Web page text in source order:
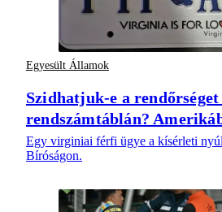
Egyesült Államok
Szidhatjuk-e a rendőrséget
rendszámtáblán?
Egy virginiai férfi ügye a kísérleti
Bíróságon.